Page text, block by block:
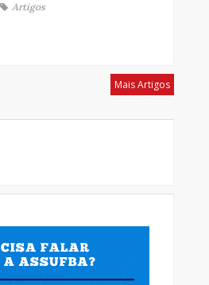
Artigos
Mais Artigos